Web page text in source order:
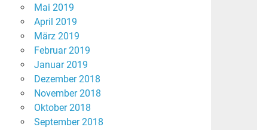
Mai 2019
April 2019
März 2019
Februar 2019
Januar 2019
Dezember 2018
November 2018
Oktober 2018
September 2018